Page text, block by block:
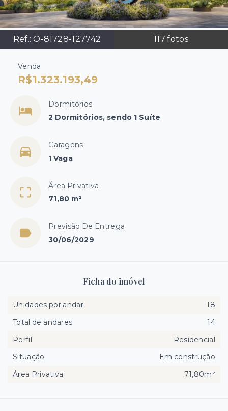
Ref.: O-81728-127742 117 fotos
Venda
R$1.323.193,49
Dormitórios
2 Dormitórios, sendo 1 Suíte
Garagens
1 Vaga
Área Privativa
71,80 m²
Previsão De Entrega
30/06/2029
Ficha do imóvel
Unidades por andar
18
Total de andares
14
Perfil
Residencial
Situação
Em construção
Área Privativa
71,80m²